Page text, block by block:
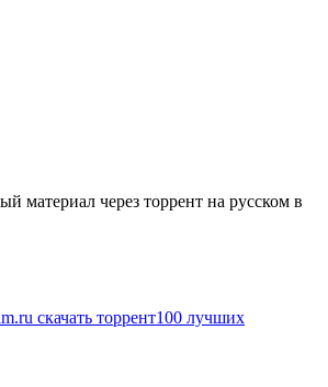
материал через торрент на русском в
скачать торрент100 лучших